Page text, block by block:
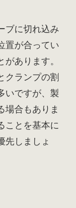
ブに切れ込み
置が合ってい
あります。
クランプの割
いですが、製
場合もありま
ことを基本に
先しましょ